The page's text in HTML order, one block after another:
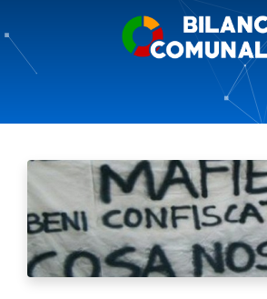
BILANCI COMUNALI
PREZZI
RICHIEDI DEMO
AREA GIORNALISTI